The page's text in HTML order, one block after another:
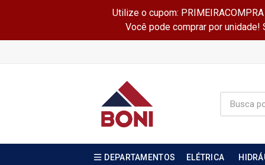
Utilize o cupom:
Você pode comprar por unidade!
DEPARTAMENTOS ELÉTRICA